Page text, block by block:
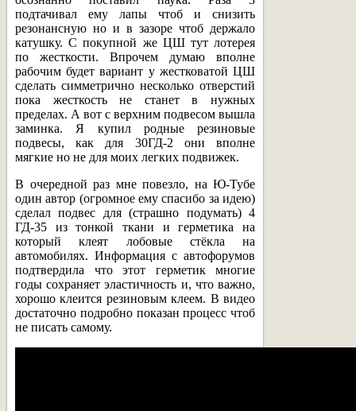
подтачивал ему лапы чтоб и снизить
резонансную но и в зазоре чтоб держало
катушку. С покупной же ЦШ тут лотерея
по жесткости. Впрочем думаю вполне
рабочим будет вариант у жестковатой ЦШ
сделать симметрично несколько отверстий
пока жесткость не станет в нужных
пределах. А вот с верхним подвесом вышла
заминка. Я купил родные резиновые
подвесы, как для 30ГД-2 они вполне
мягкие но не для моих легких подвижек.
В очередной раз мне повезло, на Ю-Тубе
один автор (огромное ему спасибо за идею)
сделал подвес для (страшно подумать) 4
ГД-35 из тонкой ткани и герметика на
который клеят лобовые стёкла на
автомобилях. Информация с автофорумов
подтвердила что этот герметик многие
годы сохраняет эластичность и, что важно,
хорошо клеится резиновым клеем. В видео
достаточно подробно показан процесс чтоб
не писать самому.